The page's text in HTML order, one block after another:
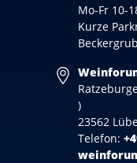
Mo-Fr 10-
Kurze
)
23562
Telefon: